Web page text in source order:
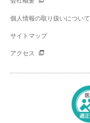
個人情報の取り扱いについて
サイトマップ
アクセス